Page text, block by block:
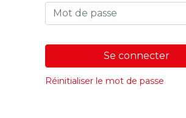
Se connecter
Réinitialiser le mot de passe